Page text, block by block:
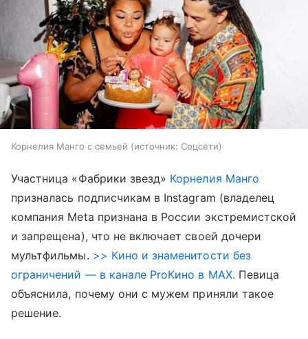
Корнелия Манго с семьей источник: Соцсети
Участница «Фабрики звезд» Корнелия Манго
призналась подписчикам в Instagram (владелец
компания Meta признана в России экстремистской
и запрещена), что не включает своей дочери
мультфильмы. >> Кино и знаменитости без
ограничений — в канале ProКино в MAX. Певица
объяснила, почему они с мужем приняли такое
решение.